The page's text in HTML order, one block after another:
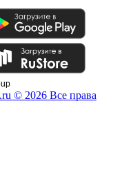
© 2026 Все права